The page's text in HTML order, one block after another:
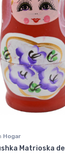
Hogar
Matrioska